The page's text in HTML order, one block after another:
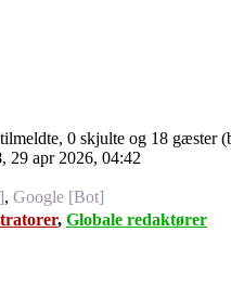
0 skjulte og 18 gæster
, 29 apr 2026, 04:42
, Google [Bot]
, Globale redaktører